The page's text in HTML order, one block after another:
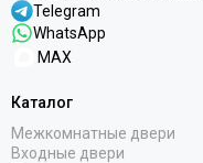
Telegram
WhatsApp
MAX
Каталог
Межкомнатные двери
Входные двери